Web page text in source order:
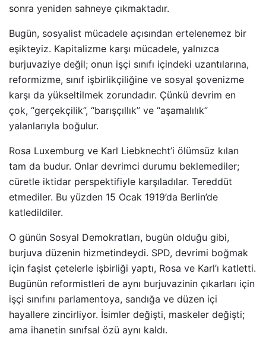
sonra yeniden sahneye çıkmaktadır.
Bugün, sosyalist mücadele açısından ertelenemez bir
eşikteyiz. Kapitalizme karşı mücadele, yalnızca
burjuvaziye değil; onun işçi sınıfı içindeki uzantılarına,
reformizme, sınıf işbirlikçiliğine ve sosyal şovenizme
karşı da yükseltilmek zorundadır. Çünkü devrim en
çok, “gerçekçilik”, “barışçıllık” ve “aşamalılık”
yalanlarıyla boğulur.
Rosa Luxemburg ve Karl Liebknecht’i ölümsüz kılan
tam da budur. Onlar devrimci durumu beklemediler;
cüretle iktidar perspektifiyle karşıladılar. Tereddüt
etmediler. Bu yüzden 15 Ocak 1919’da Berlin’de
katledildiler.
O günün Sosyal Demokratları, bugün olduğu gibi,
burjuva düzenin hizmetindeydi. SPD, devrimi boğmak
için faşist çetelerle işbirliği yaptı, Rosa ve Karl’ı katletti.
Bugünün reformistleri de aynı burjuvazinin çıkarları için
işçi sınıfını parlamentoya, sandığa ve düzen içi
hayallere zincirliyor. İsimler değişti, maskeler değişti;
ama ihanetin sınıfsal özü aynı kaldı.